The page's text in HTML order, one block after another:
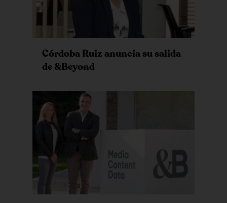
Córdoba Ruiz anuncia su salida
de &Beyond